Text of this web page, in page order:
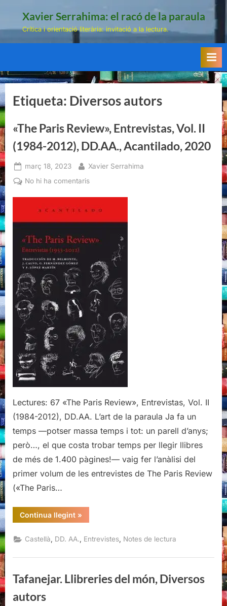
Xavier Serrahima: el racó de la paraula
Crítica i orientació literària: invitació a la lectura.
Etiqueta: Diversos autors
«The Paris Review», Entrevistas, Vol. II
(1984-2012), DD.AA., Acantilado, 2020
Posted
on
març 18, 2023 By
Xavier Serrahima
No hi ha comentarisa
Vol.
(1984-
2012),
DD.AA.,
Acantilado,
2020
Lectures: 67 «The Paris Review», Entrevistas, Vol. II
(1984-2012), DD.AA. L’art de la paraula Ja fa un
temps —potser massa temps i tot: un parell d’anys;
però…, el que costa trobar temps per llegir llibres
de més de 1.400 pàgines!— vaig fer l’anàlisi del
primer volum de les entrevistes de The Paris Review
(«The Paris…
Continua llegint“«The
Paris
Entrevistas,
Vol.
(1984-
Acantilado,
2020”
»
Castellà DD. AA. Entrevistes Notes de lectura
Tafanejar. Llibreries del món, Diversos
autors